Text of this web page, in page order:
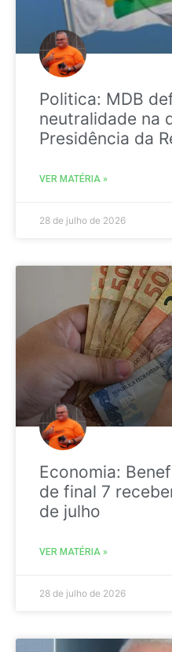
Politica: MDB
neutralidade na
Presidência da
VER MATÉRIA »
28 de julho de 2026
Economia:
de final 7
de julho
VER MATÉRIA »
28 de julho de 2026